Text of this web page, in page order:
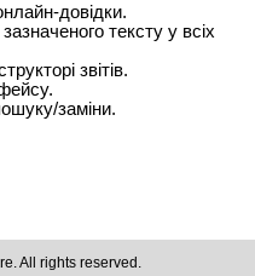
довідки.
тексту у всіх
звітів.
заміни.